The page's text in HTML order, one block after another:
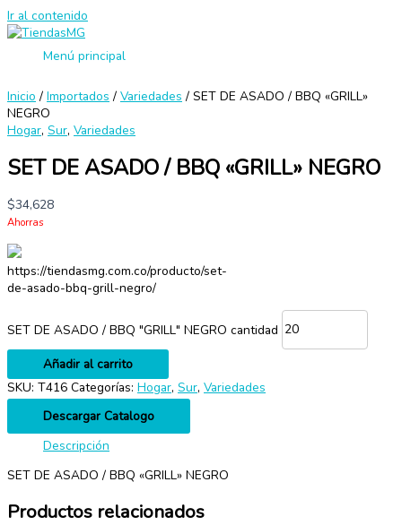
Ir al contenido
Menú principal
Inicio / Importados / Variedades / SET DE ASADO / BBQ «GRILL»
NEGRO
Hogar, Sur, Variedades
SET DE ASADO / BBQ «GRILL» NEGRO
$34,628
Ahorras
https://tiendasmg.com.co/producto/set-
de-asado-bbq-grill-negro/
SET DE ASADO / BBQ "GRILL" NEGRO cantidad
Añadir al carrito
SKU: T416 Categorías: Hogar, Sur, Variedades
Descargar Catalogo
Descripción
SET DE ASADO / BBQ «GRILL» NEGRO
Productos relacionados